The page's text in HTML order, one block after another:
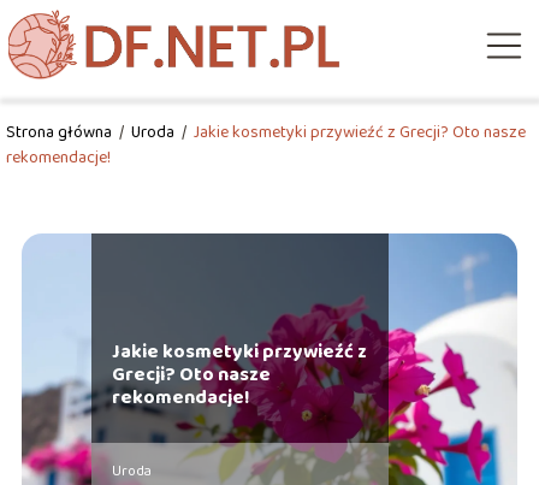
Strona główna / Uroda / Jakie kosmetyki przywieźć z Grecji? Oto nasze
rekomendacje!
Jakie kosmetyki przywieźć z
Grecji? Oto nasze
rekomendacje!
Uroda